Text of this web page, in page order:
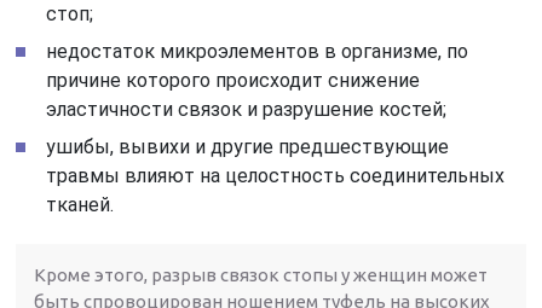
стоп;
недостаток микроэлементов в организме, по
причине которого происходит снижение
эластичности связок и разрушение костей;
ушибы, вывихи и другие предшествующие
травмы влияют на целостность соединительных
тканей.
Кроме этого, разрыв связок стопы у женщин может
быть спровоцирован ношением туфель на высоких